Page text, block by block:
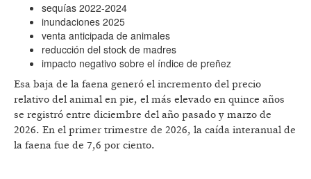
sequías 2022-2024
inundaciones 2025
venta anticipada de animales
reducción del stock de madres
impacto negativo sobre el índice de preñez
Esa baja de la faena generó el incremento del precio
relativo del animal en pie, el más elevado en quince años
se registró entre diciembre del año pasado y marzo de
2026. En el primer trimestre de 2026, la caída interanual de
la faena fue de 7,6 por ciento.